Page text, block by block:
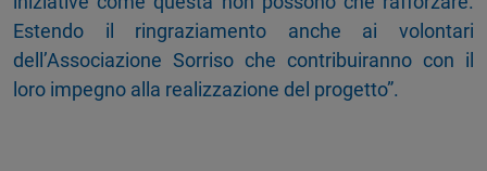
Estendo il ringraziamento anche ai volontari
dell’Associazione Sorriso che contribuiranno con il
loro impegno alla realizzazione del progetto”.